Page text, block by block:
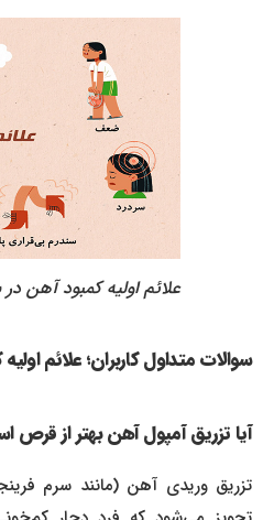
علائم اولیه کمبود آهن در
سوالات متداول کاربران؛ علائم اولیه
آیا تزریق آمپول آهن بهتر از قرص
تزریق وریدی آهن (مانند سرم